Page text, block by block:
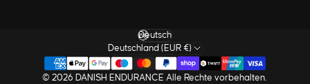
© 2026 DANISH ENDURANCE Alle Rechte vorbehalten.
Sprache
Deutschland (EUR €)